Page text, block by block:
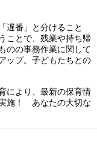
遅番」と分けること
ことで、残業や持ち帰
のの事務作業に関して
ップ。子どもたちとの
により、最新の保育情
施！ あなたの大切な